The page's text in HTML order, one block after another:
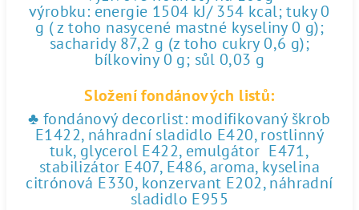
výrobku: energie 1504 kJ/ 354 kcal; tuky 0
g ( z toho nasycené mastné kyseliny 0 g);
sacharidy 87,2 g (z toho cukry 0,6 g);
bílkoviny 0 g; sůl 0,03 g
Složení fondánových listů:
♣ fondánový decorlist: modifikovaný škrob
E1422, náhradní sladidlo E420, rostlinný
tuk, glycerol E422, emulgátor E471,
stabilizátor E407, E486, aroma, kyselina
citrónová E330, konzervant E202, náhradní
sladidlo E955